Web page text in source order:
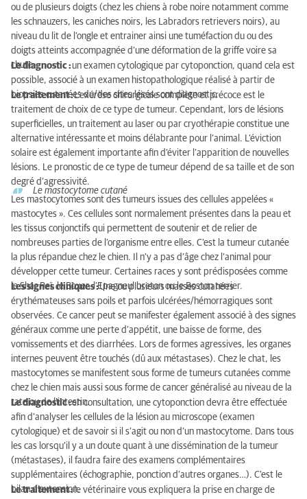
ou de plusieurs doigts (chez les chiens à robe noire notamment comme
les schnauzers, les caniches noirs, les Labradors retrievers noirs), au
niveau du lit de l’ongle et entrainer ainsi une tuméfaction du ou des
doigts atteints accompagnée d’une déformation de la griffe voire sa
chute.
Le diagnostic :un examen cytologique par cytoponction, quand cela est
possible, associé à un examen histopathologique réalisé à partir de
biopsies cutanées du/des sites lésés sont diagnostic.
Le traitement :L’exérèse chirurgicale complète et précoce est le
traitement de choix de ce type de tumeur. Cependant, lors de lésions
superficielles, un traitement au laser ou par cryothérapie constitue une
alternative intéressante et moins délabrante pour l’animal. L’éviction
solaire est également importante afin d’éviter l’apparition de nouvelles
lésions. Le pronostic de ce type de tumeur dépend de sa taille et de son
degré d’agressivité.
Le mastocytome cutané
Les mastocytomes sont des tumeurs issues des cellules appelées «
mastocytes ». Ces cellules sont normalement présentes dans la peau et
les tissus conjonctifs qui permettent de soutenir et de relier de
nombreuses parties de l’organisme entre elles. C’est la tumeur cutanée
la plus répandue chez le chien. Il n’y a pas d’âge chez l’animal pour
développer cette tumeur. Certaines races y sont prédisposées comme
le Shar Peï, le Boxer, l’Epagneul breton ou le Boston terrier.
Les signes cliniques :Une ou plusieurs masses cutanées
érythémateuses sans poils et parfois ulcérées/hémorragiques sont
observées. Ce cancer peut se manifester également associé à des signes
généraux comme une perte d’appétit, une baisse de forme, des
vomissements et des diarrhées. Lors de formes agressives, les organes
internes peuvent être touchés (dû aux métastases). Chez le chat, les
mastocytomes se manifestent sous forme de tumeurs cutanées comme
chez le chien mais aussi sous forme de cancer généralisé au niveau de la
rate ou de l’intestin.
Le diagnostic :en consultation, une cytoponction devra être effectuée
afin d’analyser les cellules de la lésion au microscope (examen
cytologique) et de savoir si il s’agit ou non d’un mastocytome. Dans tous
les cas lorsqu’il y a un doute quant à une dissémination de la tumeur
(métastases), il faudra faire des examens complémentaires
supplémentaires (échographie, ponction d’autres organes…). C’est le
bilan d’extension.
Le traitement :le vétérinaire vous expliquera la prise en charge de